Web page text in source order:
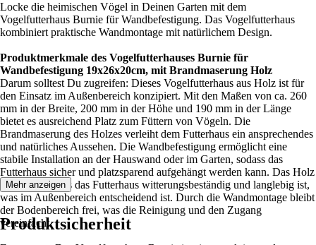
Locke die heimischen Vögel in Deinen Garten mit dem
Vogelfutterhaus Burnie für Wandbefestigung. Das Vogelfutterhaus
kombiniert praktische Wandmontage mit natürlichem Design.
Produktmerkmale des Vogelfutterhauses Burnie für
Wandbefestigung 19x26x20cm, mit Brandmaserung Holz
Darum solltest Du zugreifen: Dieses Vogelfutterhaus aus Holz ist für
den Einsatz im Außenbereich konzipiert. Mit den Maßen von ca. 260
mm in der Breite, 200 mm in der Höhe und 190 mm in der Länge
bietet es ausreichend Platz zum Füttern von Vögeln. Die
Brandmaserung des Holzes verleiht dem Futterhaus ein ansprechendes
und natürliches Aussehen. Die Wandbefestigung ermöglicht eine
stabile Installation an der Hauswand oder im Garten, sodass das
Futterhaus sicher und platzsparend aufgehängt werden kann. Das Holz
sorgt dafür, dass das Futterhaus witterungsbeständig und langlebig ist,
was im Außenbereich entscheidend ist. Durch die Wandmontage bleibt
der Bodenbereich frei, was die Reinigung und den Zugang
vereinfacht.
Mehr anzeigen
Produktsicherheit